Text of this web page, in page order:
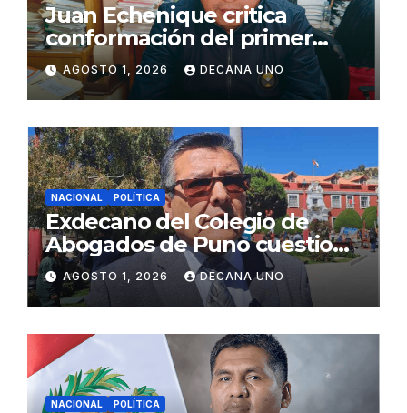
Juan Echenique critica
conformación del primer
gabinete ministerial de Keiko
Fujimori
AGOSTO 1, 2026 DECANA UNO
NACIONAL POLÍTICA
Exdecano del Colegio de
Abogados de Puno cuestiona
propuestas sobre seguridad
ciudadana
AGOSTO 1, 2026 DECANA UNO
NACIONAL POLÍTICA